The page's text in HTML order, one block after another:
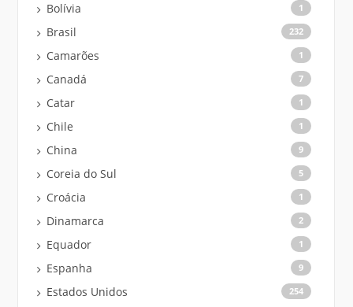
Bolívia 1
Brasil 232
Camarões 1
Canadá 7
Catar 1
Chile 1
China 9
Coreia do Sul 5
Croácia 1
Dinamarca 2
Equador 1
Espanha 9
Estados Unidos 254